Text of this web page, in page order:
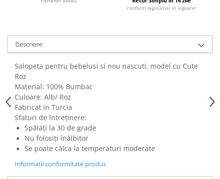
conform legislatiei in vigoare!
Descriere
Salopeta pentru bebelusi si nou nascuti, model cu Cute
Roz
Material: 100% Bumbac
Culoare: Alb/ Roz
Fabricat in Turcia
Sfaturi de întreținere:
Spălați la 30 de grade
Nu folosiți înălbitor
Se poate călca la temperaturi moderate
Informatii conformitate produs